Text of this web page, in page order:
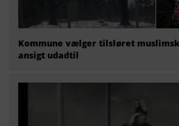
Kommune vælger tilsløret
ansigt udadtil